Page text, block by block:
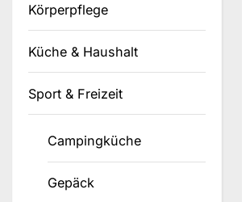
Körperpflege
Küche & Haushalt
Sport & Freizeit
Campingküche
Gepäck